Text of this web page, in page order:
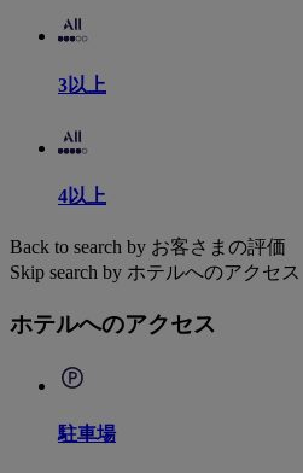
3以上
4以上
Back to search by お客さまの評価
Skip search by ホテルへのアクセス
ホテルへのアクセス
駐車場